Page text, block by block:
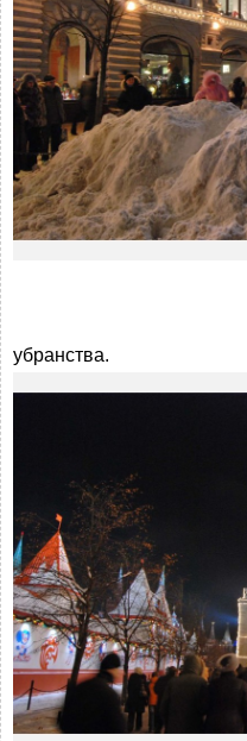
убранства.